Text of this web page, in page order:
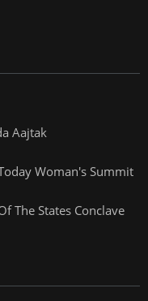
Aajtak
Woman's Summit
The States Conclave